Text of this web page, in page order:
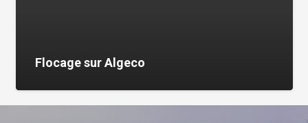
Flocage sur Algeco